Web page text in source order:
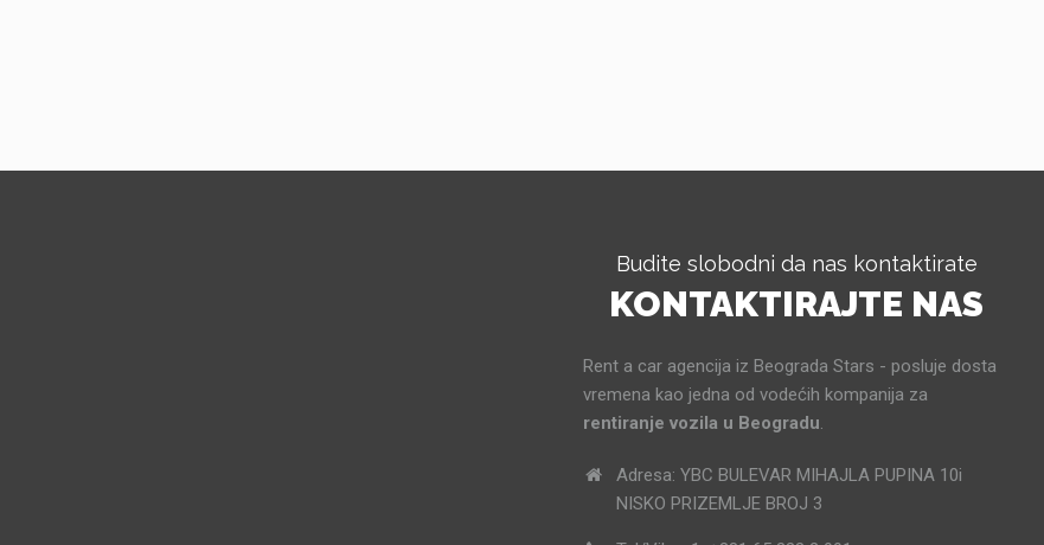
Budite slobodni da nas kontaktirate
KONTAKTIRAJTE NAS
Rent a car agencija iz Beograda Stars - posluje dosta
vremena kao jedna od vodećih kompanija za
rentiranje vozila u Beogradu.
Adresa: YBC BULEVAR MIHAJLA PUPINA 10i
NISKO PRIZEMLJE BROJ 3